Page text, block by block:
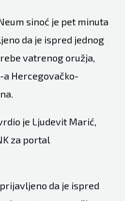
sinoć je pet minuta
da je ispred jednog
vatrenog oružja,
a Hercegovačko-
je Ljudevit Marić,
za portal
da je ispred